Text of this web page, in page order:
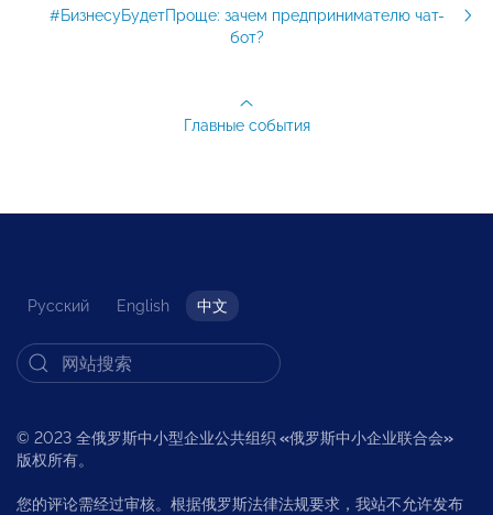
#БизнесуБудетПроще: зачем предпринимателю чат-
бот?
Главные события
Русский English 中文
© 2023 全俄罗斯中小型企业公共组织 «俄罗斯中小企业联合会»
版权所有。
您的评论需经过审核。根据俄罗斯法律法规要求，我站不允许发布